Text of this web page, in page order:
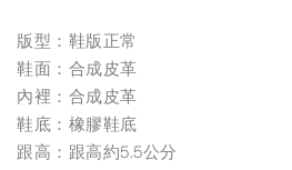
版型：鞋版正常
鞋面：合成皮革
內裡：合成皮革
鞋底：橡膠鞋底
跟高：跟高約5.5公分